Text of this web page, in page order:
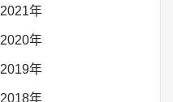
2021年
2020年
2019年
2018年